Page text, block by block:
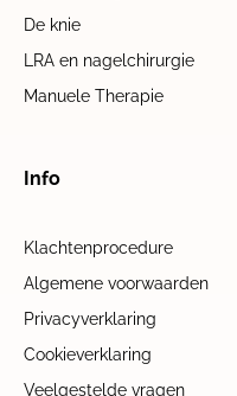
De knie
LRA en nagelchirurgie
Manuele Therapie
Info
Klachtenprocedure
Algemene voorwaarden
Privacyverklaring
Cookieverklaring
Veelgestelde vragen